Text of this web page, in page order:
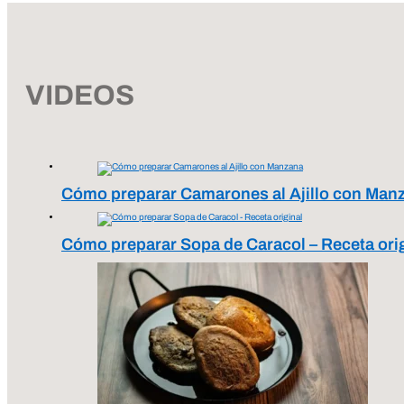
VIDEOS
Cómo preparar Camarones al Ajillo con
Cómo preparar Sopa de Caracol – Receta